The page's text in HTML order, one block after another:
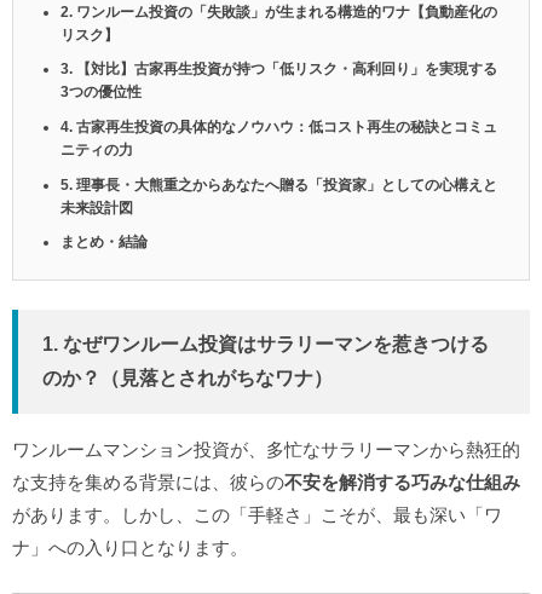
2. ワンルーム投資の「失敗談」が生まれる構造的ワナ【負動産化の
リスク】
3. 【対比】古家再生投資が持つ「低リスク・高利回り」を実現する
3つの優位性
4. 古家再生投資の具体的なノウハウ：低コスト再生の秘訣とコミュ
ニティの力
5. 理事長・大熊重之からあなたへ贈る「投資家」としての心構えと
未来設計図
まとめ・結論
1. なぜワンルーム投資はサラリーマンを惹きつける
のか？（見落とされがちなワナ）
ワンルームマンション投資が、多忙なサラリーマンから熱狂的
な支持を集める背景には、彼らの不安を解消する巧みな仕組み
があります。しかし、この「手軽さ」こそが、最も深い「ワ
ナ」への入り口となります。